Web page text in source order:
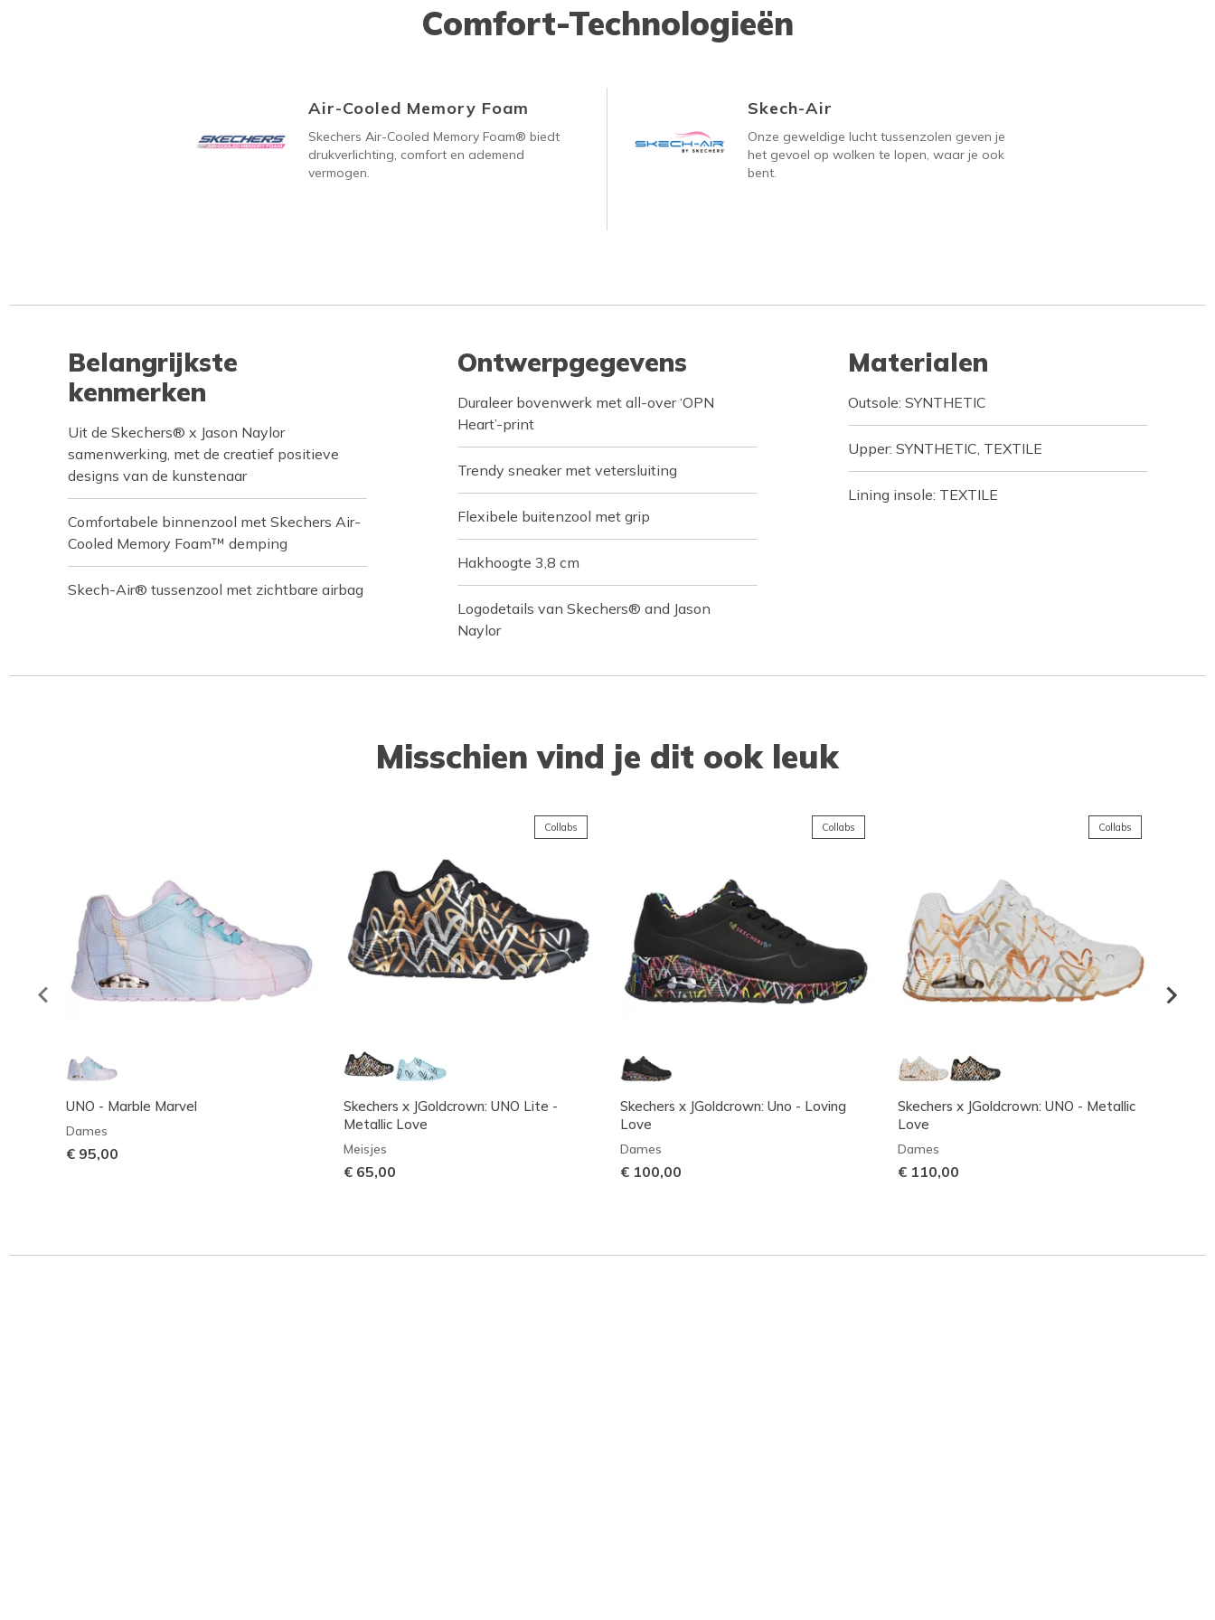
Comfort-Technologieën
Air-Cooled Memory Foam
Skechers Air-Cooled Memory Foam® biedt
drukverlichting, comfort en ademend
vermogen.
Skech-Air
Onze geweldige lucht tussenzolen geven je
het gevoel op wolken te lopen, waar je ook
bent.
Belangrijkste
kenmerken
Uit de Skechers® x Jason Naylor
samenwerking, met de creatief positieve
designs van de kunstenaar
Comfortabele binnenzool met Skechers Air-
Cooled Memory Foam™ demping
Skech-Air® tussenzool met zichtbare airbag
Ontwerpgegevens
Duraleer bovenwerk met all-over ‘OPN
Heart’-print
Trendy sneaker met vetersluiting
Flexibele buitenzool met grip
Hakhoogte 3,8 cm
Logodetails van Skechers® and Jason
Naylor
Materialen
Outsole: SYNTHETIC
Upper: SYNTHETIC, TEXTILE
Lining insole: TEXTILE
Misschien vind je dit ook leuk
UNO - Marble Marvel
Dames
€ 95,00
Collabs
Skechers x JGoldcrown: UNO Lite -
Metallic Love
Meisjes
€ 65,00
Collabs
Skechers x JGoldcrown: Uno - Loving
Love
Dames
€ 100,00
Collabs
Skechers x JGoldcrown: UNO - Metallic
Love
Dames
€ 110,00